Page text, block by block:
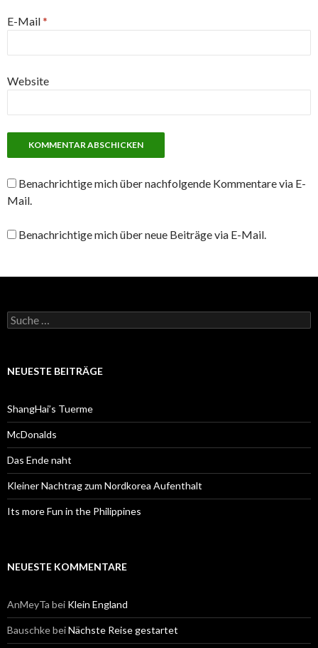
E-Mail*
Website
Benachrichtige mich über nachfolgende Kommentare via E-
Mail.
Benachrichtige mich über neue Beiträge via E-Mail.
S
u
e
c
h
:
NEUESTE BEITRÄGE
ShangHai’s Tuerme
McDonalds
Das Ende naht
Kleiner Nachtrag zum Nordkorea Aufenthalt
Its more Fun in the Philippines
NEUESTE KOMMENTARE
AnMeyTa bei Klein England
BauschkebeiNächste Reise gestartet